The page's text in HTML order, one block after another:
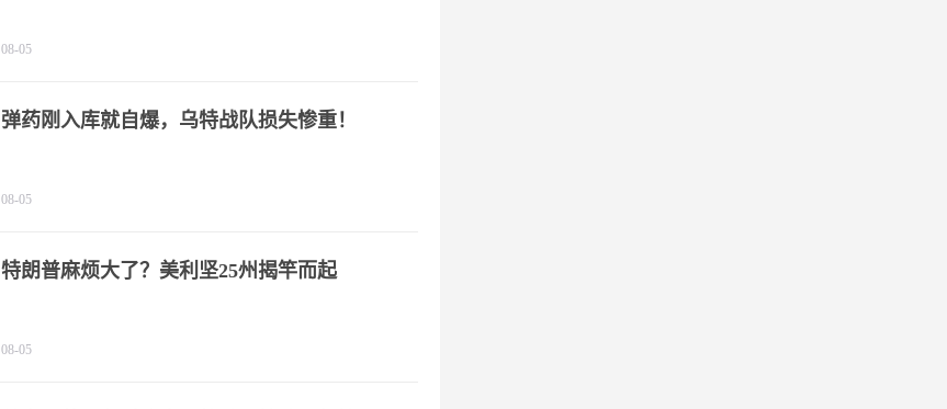
08-05
弹药刚入库就自爆，乌特战队损失惨重！
08-05
特朗普麻烦大了？美利坚25州揭竿而起
08-05